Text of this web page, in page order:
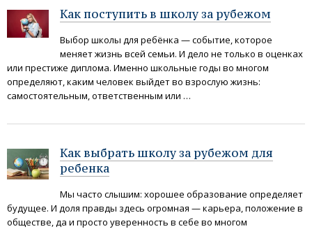
Как поступить в школу за рубежом
Выбор школы для ребёнка — событие, которое
меняет жизнь всей семьи. И дело не только в оценках
или престиже диплома. Именно школьные годы во многом
определяют, каким человек выйдет во взрослую жизнь:
самостоятельным, ответственным или …
Как выбрать школу за рубежом для
ребенка
Мы часто слышим: хорошее образование определяет
будущее. И доля правды здесь огромная — карьера, положение в
обществе, да и просто уверенность в себе во многом